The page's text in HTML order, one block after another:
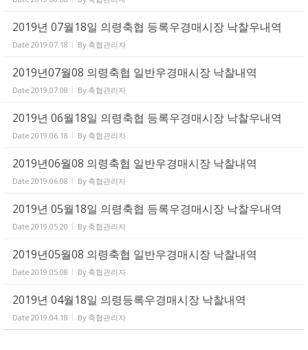
2019년 07월18일 의령축협 등록우경매시장 낙찰우내역
Date 2019.07.18 By 축협관리자
2019년07월08 의령축협 일반우경매시장 낙찰내역
Date 2019.07.08 By 축협관리자
2019년 06월18일 의령축협 등록우경매시장 낙찰우내역
Date 2019.06.18 By 축협관리자
2019년06월08 의령축협 일반우경매시장 낙찰내역
Date 2019.06.08 By 축협관리자
2019년 05월18일 의령축협 등록우경매시장 낙찰우내역
Date 2019.05.20 By 축협관리자
2019년05월08 의령축협 일반우경매시장 낙찰내역
Date 2019.05.08 By 축협관리자
2019년 04월18일 의령등록우경매시장 낙찰내역
Date 2019.04.18 By 축협관리자